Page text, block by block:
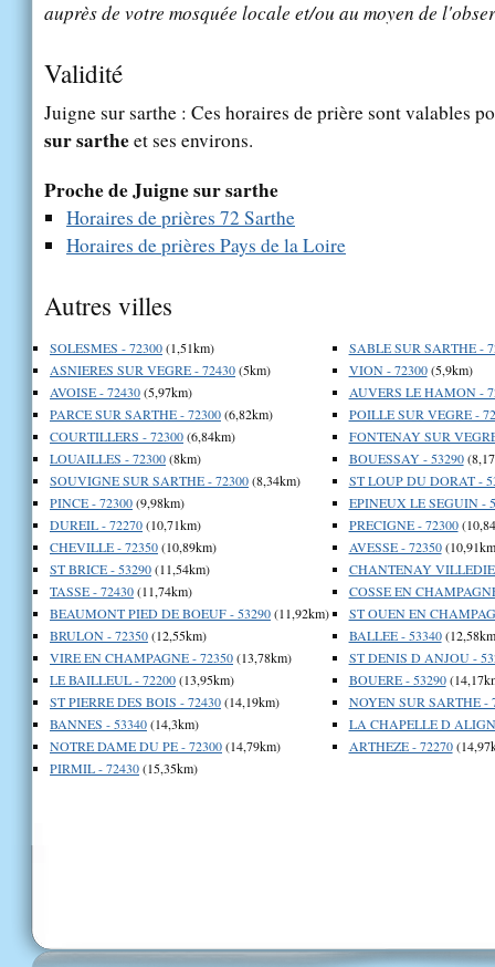
auprès de votre mosquée locale et/ou au moyen de
Validité
Juigne sur sarthe : Ces horaires de prière sont valables
sur sartheet ses environs.
Proche de Juigne sur sarthe
Horaires de prières 72 Sarthe
Horaires de prières Pays de la Loire
Autres villes
SOLESMES - 72300(1,51km)
ASNIERES SUR VEGRE - 72430(5km)
AVOISE - 72430(5,97km)
PARCE SUR SARTHE - 72300(6,82km)
COURTILLERS - 72300(6,84km)
LOUAILLES - 72300(8km)
SOUVIGNE SUR SARTHE - 72300(8,34km)
PINCE - 72300(9,98km)
DUREIL - 72270(10,71km)
CHEVILLE - 72350(10,89km)
ST BRICE - 53290(11,54km)
TASSE - 72430(11,74km)
BEAUMONT PIED DE BOEUF - 53290(11,92km)
BRULON - 72350(12,55km)
VIRE EN CHAMPAGNE - 72350(13,78km)
LE BAILLEUL - 72200(13,95km)
ST PIERRE DES BOIS - 72430(14,19km)
BANNES - 53340(14,3km)
NOTRE DAME DU PE - 72300(14,79km)
PIRMIL - 72430(15,35km)
SABLE SUR SARTHE -
VION - 72300(5,9km)
AUVERS LE HAMON -
POILLE SUR VEGRE -
FONTENAY SUR
BOUESSAY - 53290
ST LOUP DU DORAT -
EPINEUX LE SEGUIN -
PRECIGNE - 72300
AVESSE - 72350
CHANTENAY
COSSE EN
ST OUEN EN
BALLEE - 53340
ST DENIS D ANJOU -
BOUERE - 53290
NOYEN SUR SARTHE -
LA CHAPELLE D
ARTHEZE - 72270